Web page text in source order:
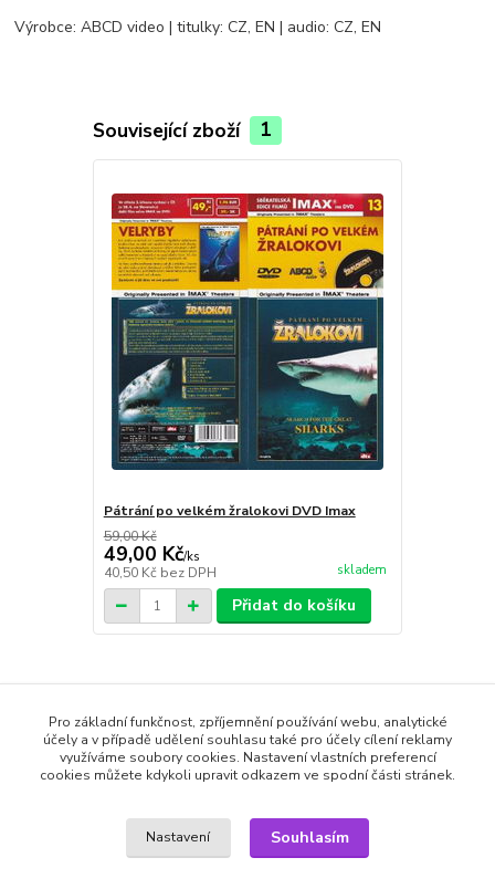
Výrobce: ABCD video | titulky: CZ, EN | audio: CZ, EN
Související zboží 1
Pátrání po velkém žralokovi DVD Imax
59,00 Kč
49,00 Kč/ks
40,50 Kč bez DPH skladem
Přidat do košíku
DVD filmy
DVD cestopisné
edice filmů IMAX
Pro základní funkčnost, zpříjemnění používání webu, analytické
účely a v případě udělení souhlasu také pro účely cílení reklamy
využíváme soubory cookies. Nastavení vlastních preferencí
cookies můžete kdykoli upravit odkazem ve spodní části stránek.
Nastavení Souhlasím